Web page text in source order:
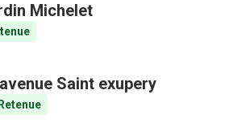
Michelet
Saint exupery
Retenue